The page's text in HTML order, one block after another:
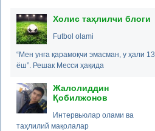
Холис таҳлилчи блоги
Futbol olami
“Мен унга қарамоқчи эмасман, у ҳали 13
ёш”. Решак Месси ҳақида
Жалолиддин
Қобилжонов
Интервьюлар олами ва
таҳлилий мақолалар